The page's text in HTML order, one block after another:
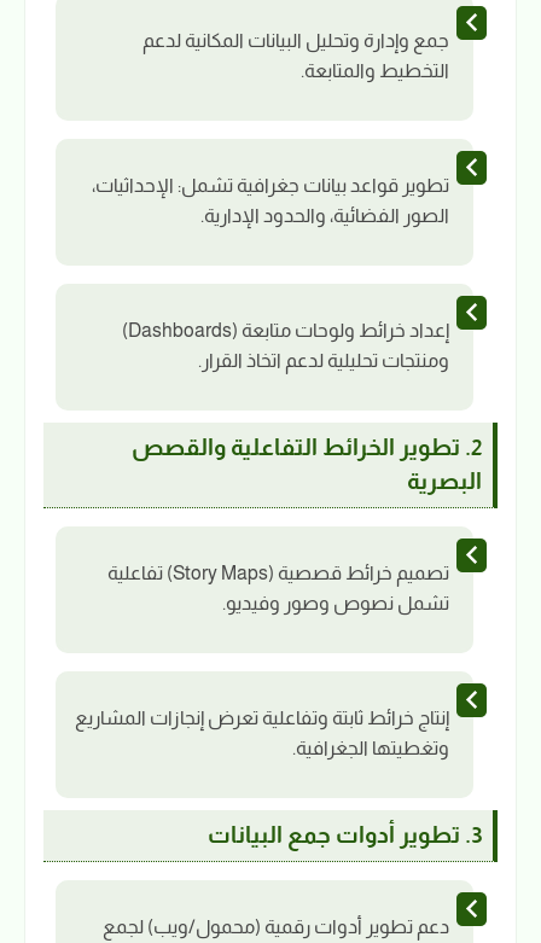
جمع وإدارة وتحليل البيانات المكانية لدعم
التخطيط والمتابعة.
تطوير قواعد بيانات جغرافية تشمل: الإحداثيات،
الصور الفضائية، والحدود الإدارية.
إعداد خرائط ولوحات متابعة (Dashboards)
ومنتجات تحليلية لدعم اتخاذ القرار.
2. تطوير الخرائط التفاعلية والقصص
البصرية
تصميم خرائط قصصية (Story Maps) تفاعلية
تشمل نصوص وصور وفيديو.
إنتاج خرائط ثابتة وتفاعلية تعرض إنجازات المشاريع
وتغطيتها الجغرافية.
3. تطوير أدوات جمع البيانات
دعم تطوير أدوات رقمية (محمول/ويب) لجمع